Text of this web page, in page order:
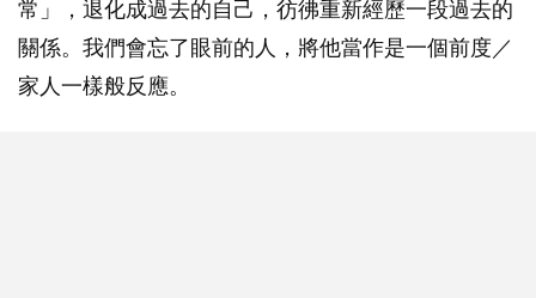
常」，退化成過去的自己，彷彿重新經歷一段過去的
關係。我們會忘了眼前的人，將他當作是一個前度／
家人一樣般反應。